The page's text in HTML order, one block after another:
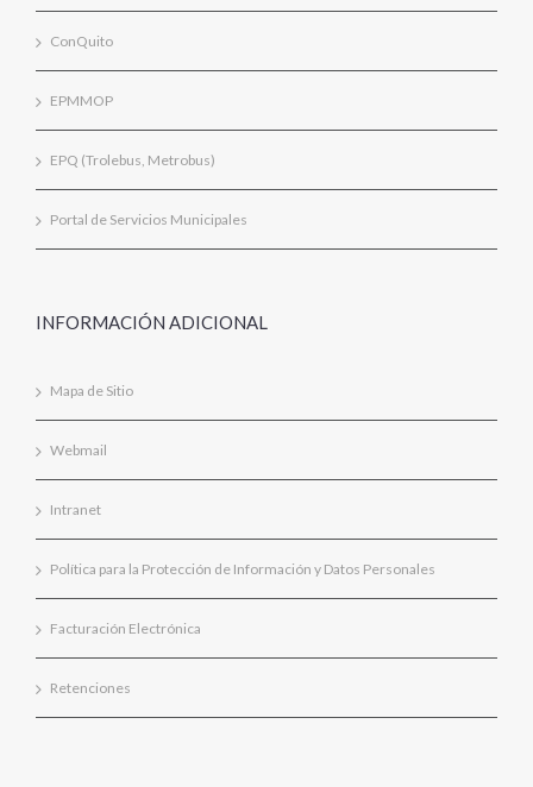
ConQuito
EPMMOP
EPQ (Trolebus, Metrobus)
Portal de Servicios Municipales
INFORMACIÓN ADICIONAL
Mapa de Sitio
Webmail
Intranet
Política para la Protección de Información y Datos Personales
Facturación Electrónica
Retenciones